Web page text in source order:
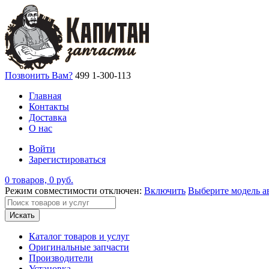
Позвонить Вам? 499 1-300-113
Главная
Контакты
Доставка
О нас
Войти
Зарегистироваться
0 товаров, 0 руб.
Режим совместимости отключен: Включить Выберите модель
Искать
Каталог товаров и услуг
Оригинальные запчасти
Производители